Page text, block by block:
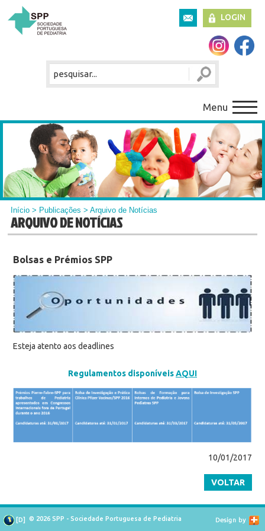
LOGIN
Menu
Início > Publicações > Arquivo de Notícias
ARQUIVO DE NOTÍCIAS
Bolsas e Prémios SPP
Esteja atento aos deadlines
Regulamentos disponíveisAQUI
10/01/2017
VOLTAR
[D] © 2026 SPP - Sociedade Portuguesa de Pediatria